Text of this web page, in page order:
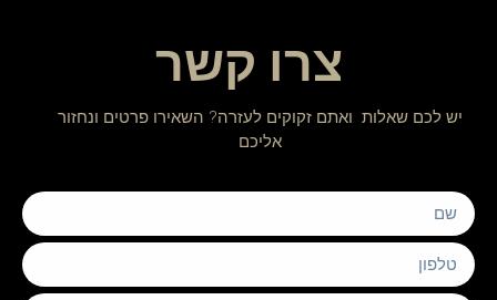
צרו קשר
יש לכם שאלות ואתם זקוקים לעזרה? השאירו פרטים ונחזור
אליכם